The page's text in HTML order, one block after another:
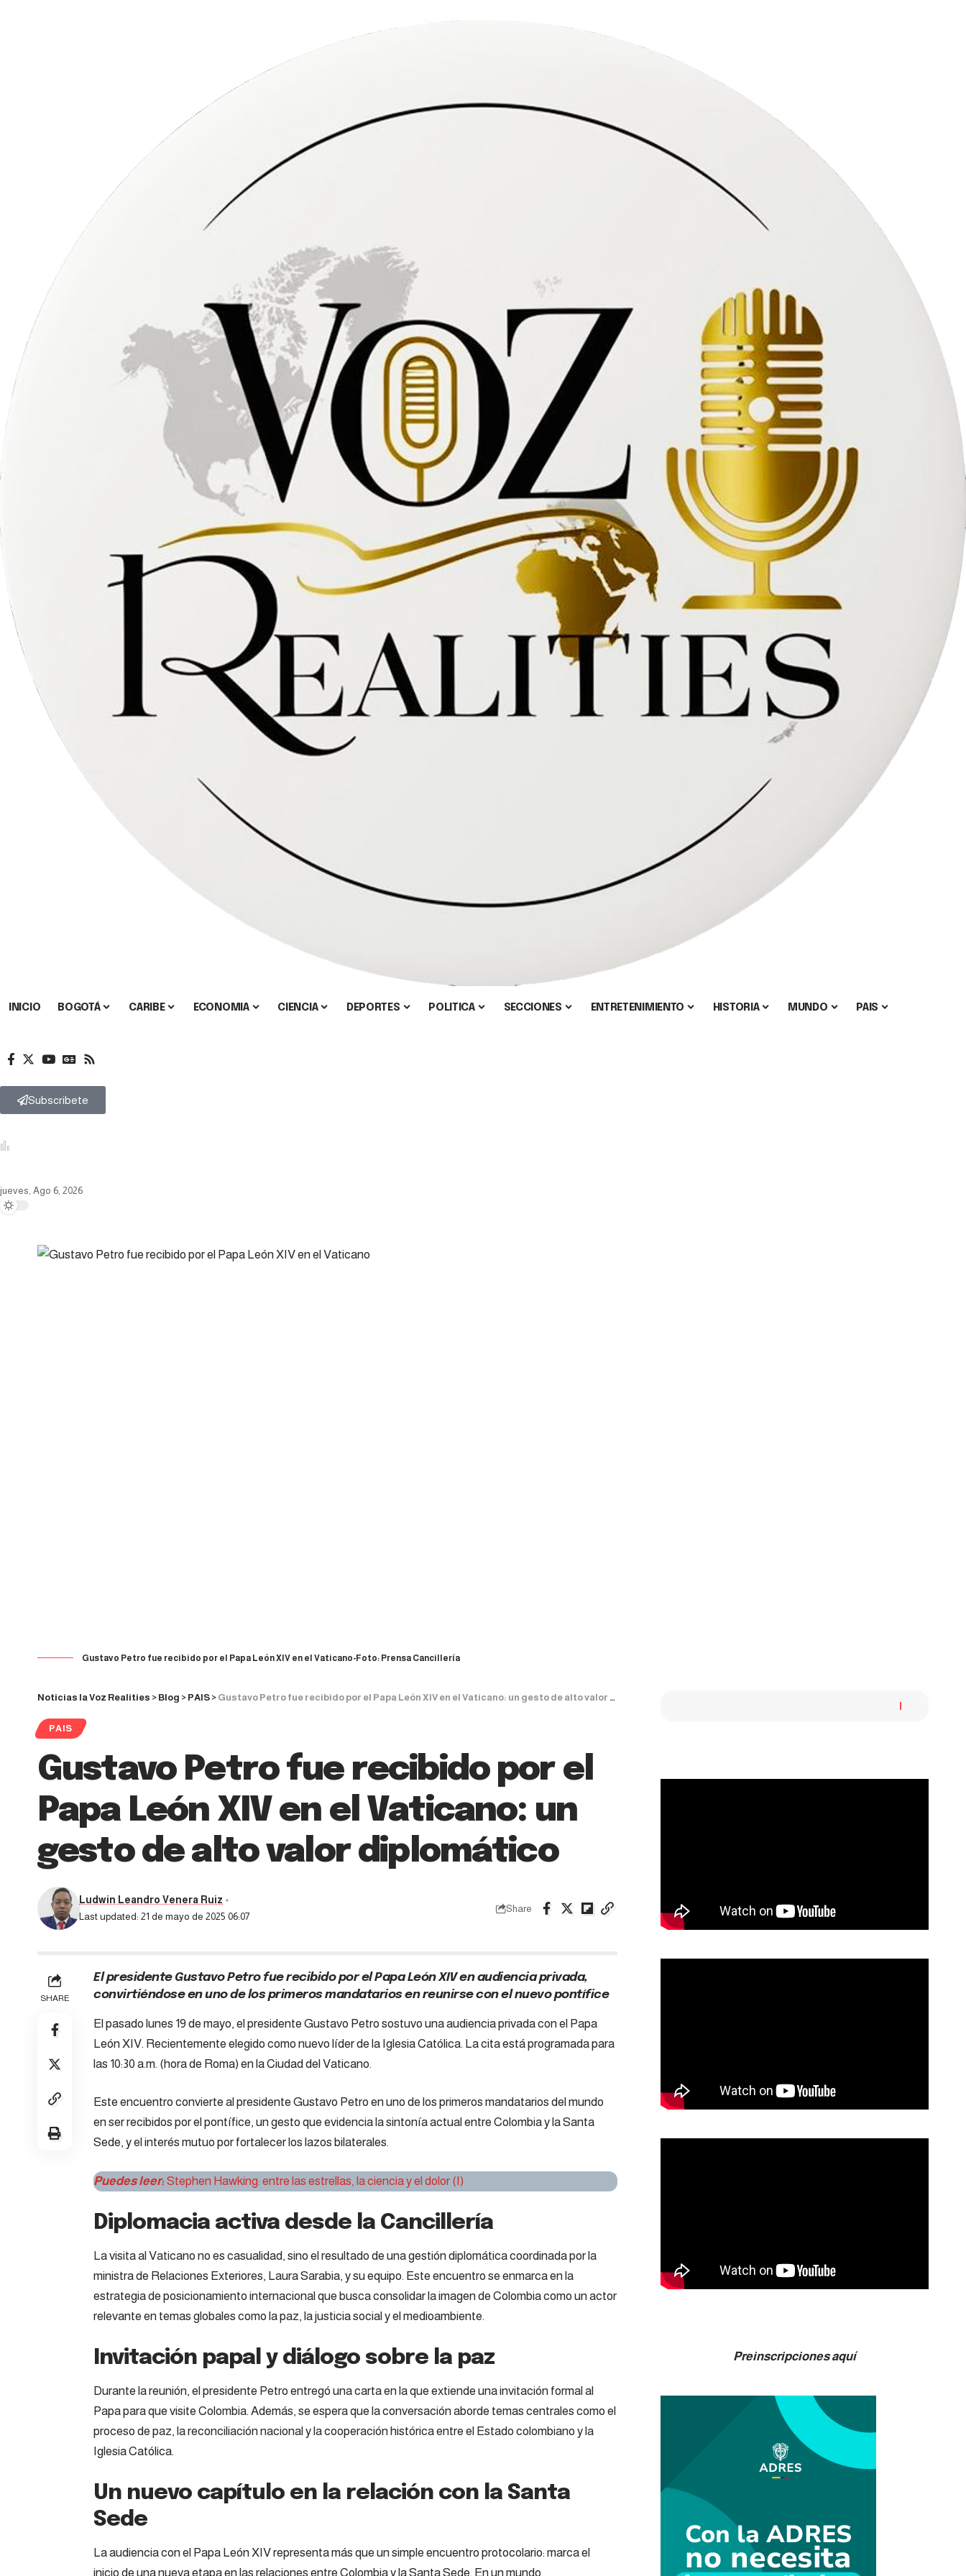
INICIO BOGOTÁ CARIBE ECONOMIA CIENCIA DEPORTES POLITICA SECCIONES ENTRETENIMIENTO HISTORIA MUNDO PAIS
Subscribete
jueves, Ago 6, 2026
Gustavo Petro fue recibido por el Papa León XIV en el Vaticano-Foto: Prensa Cancillería
Noticias la Voz Realities > Blog > PAIS > Gustavo Petro fue recibido por el Papa León XIV en el Vaticano: un gesto de alto valor diplomático
PAIS
Gustavo Petro fue recibido por el
Papa León XIV en el Vaticano: un
gesto de alto valor diplomático
Last updated: 21 de mayo de 2025 06:07
Ludwin Leandro Venera Ruiz
Share
SHARE
El presidente Gustavo Petro fue recibido por el Papa León XIV en audiencia privada,
convirtiéndose en uno de los primeros mandatarios en reunirse con el nuevo pontífice
El pasado lunes 19 de mayo, el presidente Gustavo Petro sostuvo una audiencia privada con el Papa
León XIV. Recientemente elegido como nuevo líder de la Iglesia Católica. La cita está programada para
las 10:30 a.m. (hora de Roma) en la Ciudad del Vaticano.
Este encuentro convierte al presidente Gustavo Petro en uno de los primeros mandatarios del mundo
en ser recibidos por el pontífice, un gesto que evidencia la sintonía actual entre Colombia y la Santa
Sede, y el interés mutuo por fortalecer los lazos bilaterales.
Puedes leer:Stephen Hawking: entre las estrellas, la ciencia y el dolor (I)
Diplomacia activa desde la Cancillería
La visita al Vaticano no es casualidad, sino el resultado de una gestión diplomática coordinada por la
ministra de Relaciones Exteriores, Laura Sarabia, y su equipo. Este encuentro se enmarca en la
estrategia de posicionamiento internacional que busca consolidar la imagen de Colombia como un actor
relevante en temas globales como la paz, la justicia social y el medioambiente.
Invitación papal y diálogo sobre la paz
Durante la reunión, elpresidente Petro entregó una carta en la que extiende una invitación formal al
Papa para que visite Colombia. Además, se espera que la conversación aborde temas centrales como el
proceso de paz, la reconciliación nacional y la cooperación histórica entre el Estado colombiano y la
Iglesia Católica.
Un nuevo capítulo en la relación con la Santa
Sede
La audiencia con el Papa León XIV representa más que un simple encuentro protocolario: marca el
inicio de una nueva etapa en las relaciones entre Colombia y la Santa Sede. En un mundo
Preinscripciones aquí